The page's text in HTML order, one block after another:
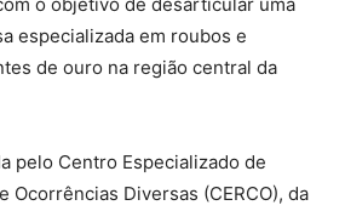
especializada em roubos e
de ouro na região central da
pelo Centro Especializado de
Ocorrências Diversas (CERCO), da